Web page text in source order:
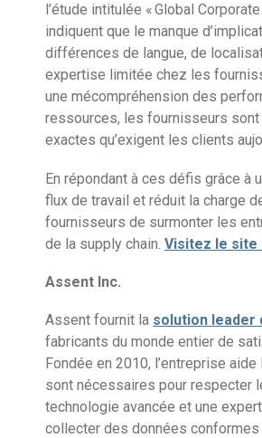
l’étude intitulée « Global
indiquent que le manque
différences de langue, de
expertise limitée chez les
une mécompréhension des
ressources, les fournisseurs
exactes qu’exigent les clients
En répondant à ces défis grâce à
flux de travail et réduit la charge
fournisseurs de surmonter les
de la supply chain.Visitez le site
Assent Inc.
Assent fournit la solution leader
fabricants du monde entier de
Fondée en 2010, l’entreprise
sont nécessaires pour respecter
technologie avancée et une
collecter des données conformes